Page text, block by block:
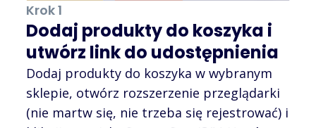
Krok 1
Dodaj produkty do koszyka i
utwórz link do udostępnienia
Dodaj produkty do koszyka w wybranym
sklepie, otwórz rozszerzenie przeglądarki
(nie martw się, nie trzeba się rejestrować) i